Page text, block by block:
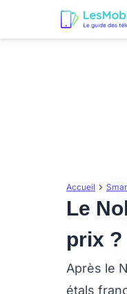
Accueil
Le
prix ?
Après le
étals